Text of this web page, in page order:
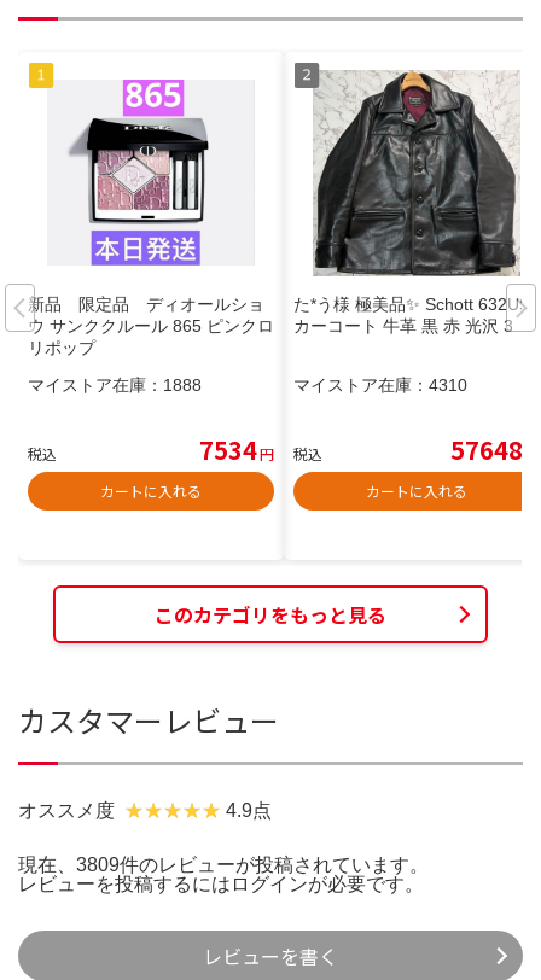
新品 限定品 ディオールショ
ウ サンククルール 865 ピンクロ
リポップ
マイストア在庫： 1888
税込 7534円
カートに入れる
た*う様 極美品✨ Schott 632US
カーコート 牛革 黒 赤 光沢 3
マイストア在庫： 4310
税込 57648
カートに入れる
このカテゴリをもっと見る
カスタマーレビュー
オススメ度 4.9点
現在、3809件のレビューが投稿されています。
レビューを投稿するには ログインが必要です。
レビューを書く